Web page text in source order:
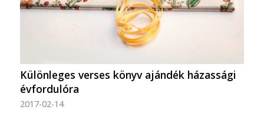
Különleges verses könyv ajándék házassági
évfordulóra
2017-02-14